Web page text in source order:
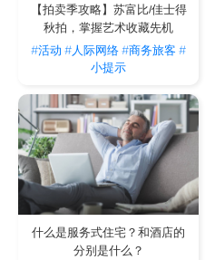
【拍卖季攻略】苏富比/佳士得
秋拍，掌握艺术收藏先机
#活动 #人际网络#商务旅客 #
小提示
什么是服务式住宅？和酒店的
分别是什么？